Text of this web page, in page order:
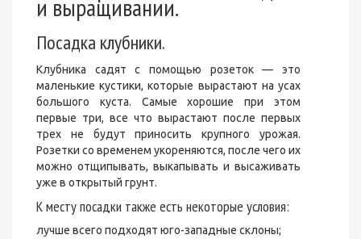
и выращивании.
Посадка клубники.
Клубника садят с помощью розеток — это
маленькие кустики, которые вырастают на усах
большого куста. Самые хорошие при этом
первые три, все что вырастают после первых
трех не будут приносить крупного урожая.
Розетки со временем укореняются, после чего их
можно отщипывать, выкапывать и высаживать
уже в открытый грунт.
К месту посадки также есть некоторые условия:
лучше всего подходят юго-западные склоны;